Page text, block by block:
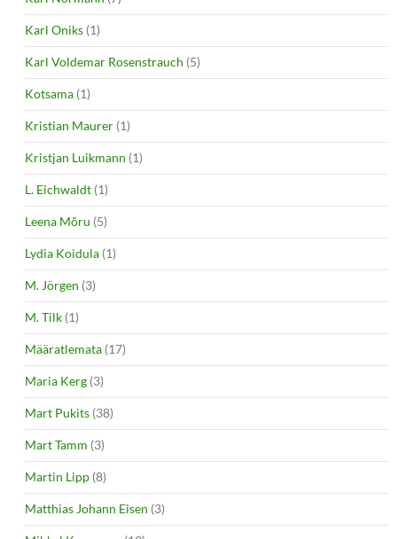
Karl Oniks (1)
Karl Voldemar Rosenstrauch (5)
Kotsama (1)
Kristian Maurer (1)
Kristjan Luikmann (1)
L. Eichwaldt (1)
Leena Mõru (5)
Lydia Koidula (1)
M. Jörgen (3)
M. Tilk (1)
Määratlemata (17)
Maria Kerg (3)
Mart Pukits (38)
Mart Tamm (3)
Martin Lipp (8)
Matthias Johann Eisen (3)